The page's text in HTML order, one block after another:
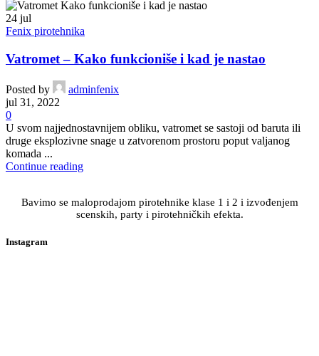
24 jul
Fenix pirotehnika
Vatromet – Kako funkcioniše i kad je nastao
Posted by
adminfenix
jul 31, 2022
0
U svom najjednostavnijem obliku, vatromet se sastoji od baruta ili
druge eksplozivne snage u zatvorenom prostoru poput valjanog
komada ...
Continue reading
Bavimo se maloprodajom pirotehnike klase 1 i 2 i izvođenjem
scenskih, party i pirotehničkih efekta.
Instagram